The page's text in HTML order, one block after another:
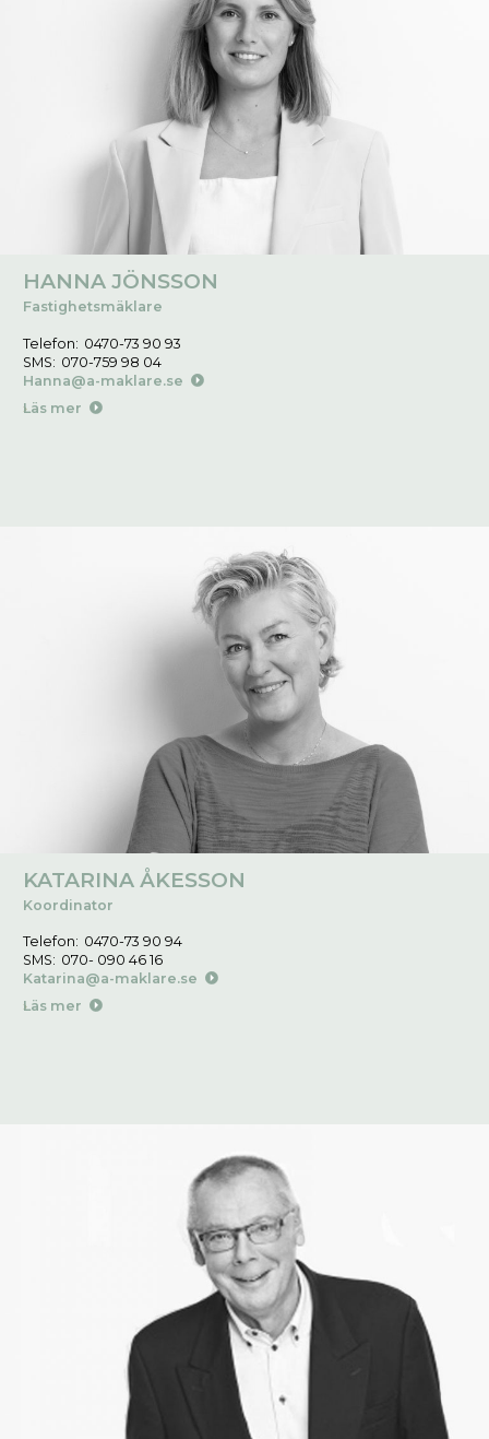
HANNA JÖNSSON
Fastighetsmäklare
Telefon: 0470-73 90 93
SMS: 070-759 98 04
Hanna@a-maklare.se
Läs mer
KATARINA ÅKESSON
Koordinator
Telefon: 0470-73 90 94
SMS: 070- 090 46 16
Katarina@a-maklare.se
Läs mer